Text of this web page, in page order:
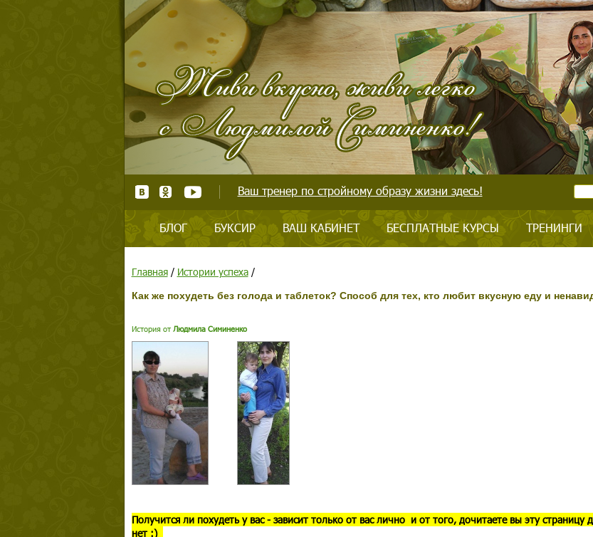
Ваш тренер по стройному образу жизни здесь!
БЛОГ БУКСИР ВАШ КАБИНЕТ БЕСПЛАТНЫЕ КУРСЫ ТРЕНИНГИ
Главная/ Истории успеха/
Как же похудеть без голода и таблеток? Способ для тех, кто любит вкусную еду и
История отЛюдмила Симиненко
Получится ли похудеть у вас - зависит только от вас лично и от того, дочитаете вы эту страницу
нет :)